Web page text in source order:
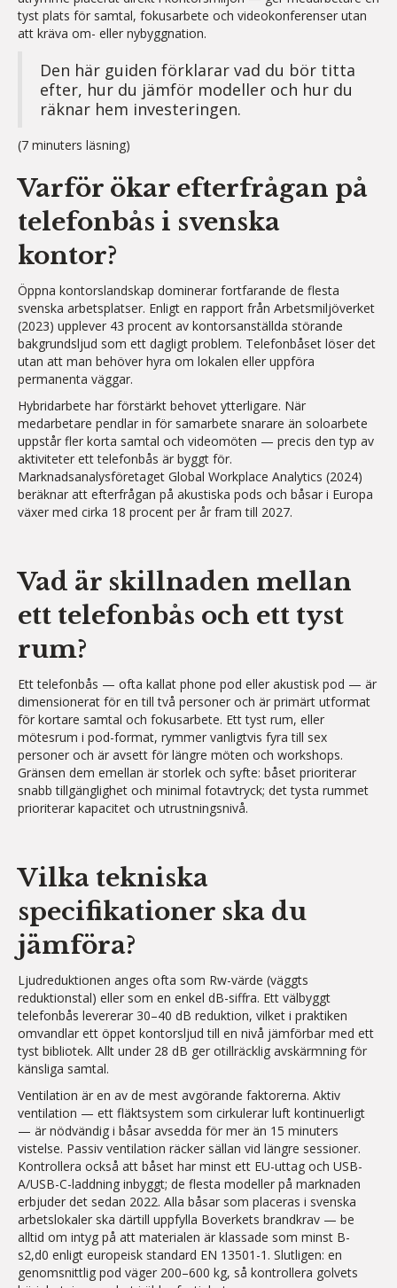
tyst plats för samtal, fokusarbete och videokonferenser utan
att kräva om- eller nybyggnation.
Den här guiden förklarar vad du bör titta
efter, hur du jämför modeller och hur du
räknar hem investeringen.
(7 minuters läsning)
Varför ökar efterfrågan på
telefonbås i svenska
kontor?
Öppna kontorslandskap dominerar fortfarande de flesta
svenska arbetsplatser. Enligt en rapport från Arbetsmiljöverket
(2023) upplever 43 procent av kontorsanställda störande
bakgrundsljud som ett dagligt problem. Telefonbåset löser det
utan att man behöver hyra om lokalen eller uppföra
permanenta väggar.
Hybridarbete har förstärkt behovet ytterligare. När
medarbetare pendlar in för samarbete snarare än soloarbete
uppstår fler korta samtal och videomöten — precis den typ av
aktiviteter ett telefonbås är byggt för.
Marknadsanalysföretaget Global Workplace Analytics (2024)
beräknar att efterfrågan på akustiska pods och båsar i Europa
växer med cirka 18 procent per år fram till 2027.
Vad är skillnaden mellan
ett telefonbås och ett tyst
rum?
Ett telefonbås — ofta kallat phone pod eller akustisk pod — är
dimensionerat för en till två personer och är primärt utformat
för kortare samtal och fokusarbete. Ett tyst rum, eller
mötesrum i pod-format, rymmer vanligtvis fyra till sex
personer och är avsett för längre möten och workshops.
Gränsen dem emellan är storlek och syfte: båset prioriterar
snabb tillgänglighet och minimal fotavtryck; det tysta rummet
prioriterar kapacitet och utrustningsnivå.
Vilka tekniska
specifikationer ska du
jämföra?
Ljudreduktionen anges ofta som Rw-värde (väggts
reduktionstal) eller som en enkel dB-siffra. Ett välbyggt
telefonbås levererar 30–40 dB reduktion, vilket i praktiken
omvandlar ett öppet kontorsljud till en nivå jämförbar med ett
tyst bibliotek. Allt under 28 dB ger otillräcklig avskärmning för
känsliga samtal.
Ventilation är en av de mest avgörande faktorerna. Aktiv
ventilation — ett fläktsystem som cirkulerar luft kontinuerligt
— är nödvändig i båsar avsedda för mer än 15 minuters
vistelse. Passiv ventilation räcker sällan vid längre sessioner.
Kontrollera också att båset har minst ett EU-uttag och USB-
A/USB-C-laddning inbyggt; de flesta modeller på marknaden
erbjuder det sedan 2022. Alla båsar som placeras i svenska
arbetslokaler ska därtill uppfylla Boverkets brandkrav — be
alltid om intyg på att materialen är klassade som minst B-
s2,d0 enligt europeisk standard EN 13501-1. Slutligen: en
genomsnittlig pod väger 200–600 kg, så kontrollera golvets